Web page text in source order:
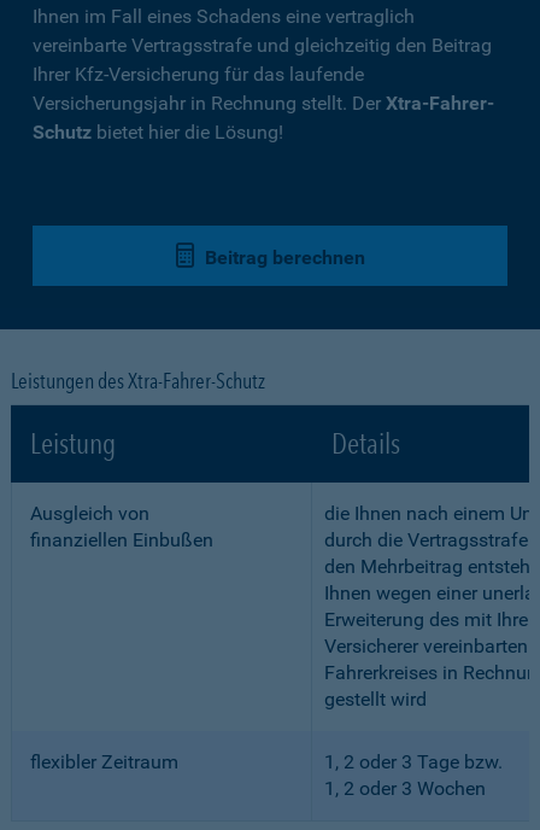
Ihnen im Fall eines Schadens eine vertraglich
vereinbarte Vertragsstrafe und gleichzeitig den Beitrag
Ihrer Kfz-Versicherung für das laufende
Versicherungsjahr in Rechnung stellt. Der Xtra-Fahrer-
Schutz bietet hier die Lösung!
Beitrag berechnen
Leistungen des Xtra-Fahrer-Schutz
Leistung Details
Ausgleich von
finanziellen Einbußen
die Ihnen nach einem
durch die Vertragsstrafe
den Mehrbeitrag
Ihnen wegen einer
Erweiterung des mit
Versicherer vereinbarten
Fahrerkreises in
gestellt wird
flexibler Zeitraum
1, 2 oder 3 Tage bzw.
1, 2 oder 3 Wochen